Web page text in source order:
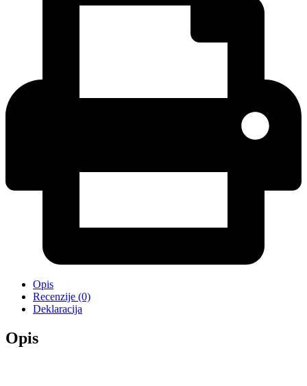
Opis
Recenzije (0)
Deklaracija
Opis